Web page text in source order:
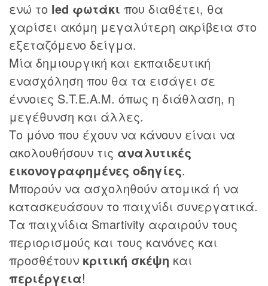
ενώ το led φωτάκι που διαθέτει, θα
χαρίσει ακόμη μεγαλύτερη ακρίβεια στο
εξεταζόμενο δείγμα.
Μία δημιουργική και εκπαιδευτική
ενασχόληση που θα τα εισάγει σε
έννοιες S.T.E.A.M. όπως η διάθλαση, η
μεγέθυνση και άλλες.
Το μόνο που έχουν να κάνουν είναι να
ακολουθήσουν τις αναλυτικές
εικονογραφημένες οδηγίες.
Μπορούν να ασχοληθούν ατομικά ή να
κατασκευάσουν το παιχνίδι συνεργατικά.
Τα παιχνίδια Smartivity αφαιρούν τους
περιορισμούς και τους κανόνες και
προσθέτουν κριτική σκέψη και
περιέργεια!